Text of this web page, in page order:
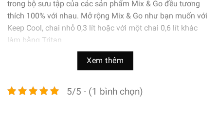
trong bộ sưu tập của các sản phẩm Mix & Go đều tương
thích 100% với nhau. Mở rộng Mix & Go như bạn muốn với
Keep Cool, chai nhỏ 0,3 lít hoặc với một chai 0,6 lít khác
làm bằng Tritan.
Xem thêm
5/5 - (1 bình chọn)